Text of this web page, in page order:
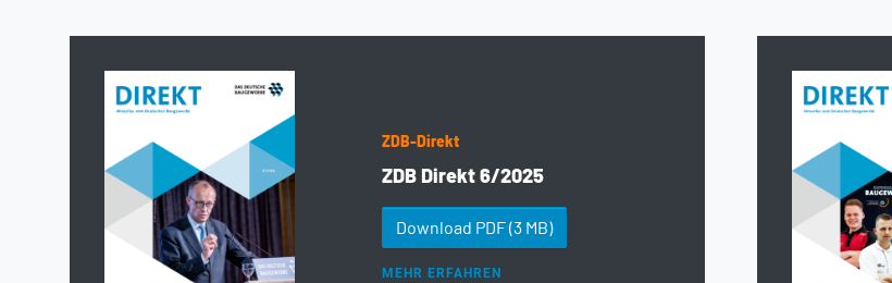
ZDB-Direkt
ZDB Direkt 6/2025
Download PDF(3 MB)
MEHR ERFAHREN